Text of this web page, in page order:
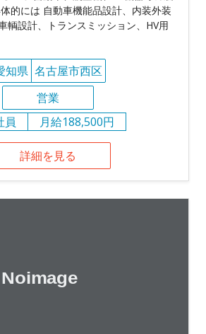
的には 自動車機能品設計、内装外装
輌設計、トランスミッション、HV用
知県 名古屋市西区
営業
員
月給188,500円
詳細を見る